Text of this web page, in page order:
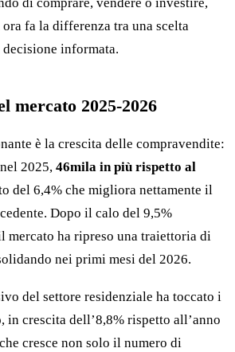
fa la differenza tra una scelta
informata.
mercato 2025-2026
è la crescita delle compravendite:
2025, 46mila in più rispetto al
del 6,4% che migliora nettamente il
Dopo il calo del 9,5%
mercato ha ripreso una traiettoria di
nei primi mesi del 2026.
del settore residenziale ha toccato i
, in crescita dell’8,8% rispetto all’anno
cresce non solo il numero di